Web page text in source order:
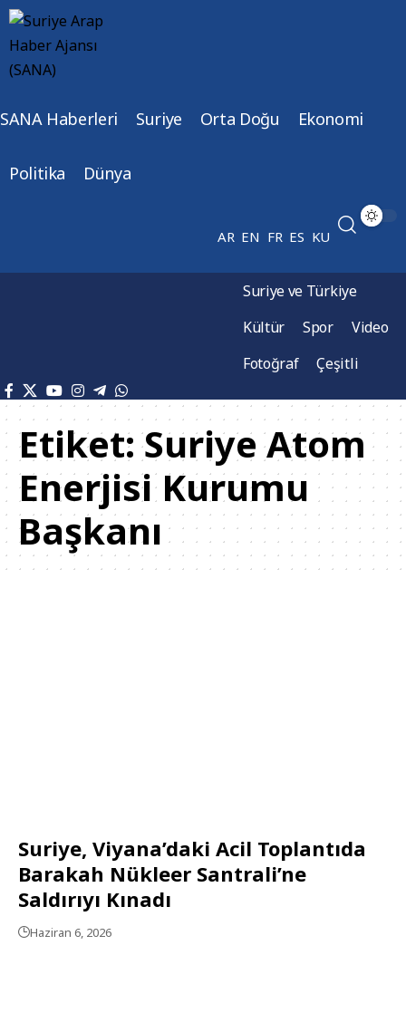
SANA Haberleri Suriye Orta Doğu Ekonomi
Politika Dünya
AR EN FR ES KU
Suriye ve Türkiye
Kültür
Spor
Video
Fotoğraf
Çeşitli
Etiket:Suriye Atom
Enerjisi Kurumu
Başkanı
Suriye, Viyana’daki Acil Toplantıda
Barakah Nükleer Santrali’ne
Saldırıyı Kınadı
Haziran 6, 2026